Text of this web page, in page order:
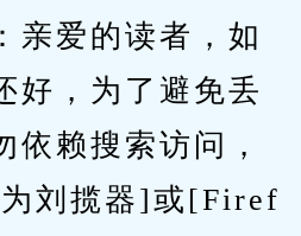
爱的读者，如
好，为了避免丢
依赖搜索访问，
刘揽器]或[Firef